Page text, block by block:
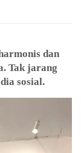
dan
Tak jarang
sosial.